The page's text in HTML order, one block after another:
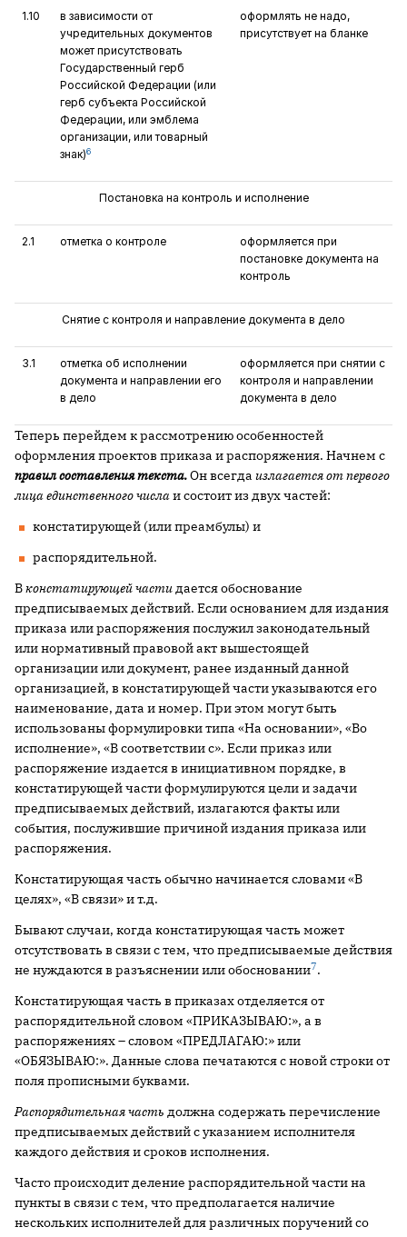
1.10
в зависимости от
учредительных документов
может присутствовать
Государст­венный герб
Российской Федерации (или
герб субъекта Российской
Федерации, или эмблема
организации, или товарный
знак)6
оформлять не надо,
присутствует на бланке
Постановка на контроль и исполнение
2.1 отметка о контроле
оформляется при
постановке документа на
контроль
Снятие с контроля и направление документа в дело
3.1
отметка об исполнении
документа и направлении его
в дело
оформляется при снятии с
контроля и направлении
документа в дело
Теперь перейдем к рассмотрению особенностей
оформления проектов приказа и распоряжения. Начнем с
правил составления текста.Он всегда излагается от первого
лица единственного числаи состоит из двух частей:
констатирующей (или преамбулы) и
распорядительной.
Вконстатирующей частидается обоснование
предписываемых действий. Если основанием для издания
приказа или распоряжения послужил законодательный
или нормативный правовой акт вышестоящей
организации или документ, ранее изданный данной
организацией, в констатирующей части указываются его
наименование, дата и номер. При этом могут быть
использованы формулировки типа «На основании», «Во
исполнение», «В соответствии с». Если приказ или
распоряжение издается в инициативном порядке, в
констатирующей части формулируются цели и задачи
предписываемых действий, излагаются факты или
события, послужившие причиной издания приказа или
распоряжения.
Констатирующая часть обычно начинается словами «В
целях», «В ­связи» и т.д.
Бывают случаи, когда констатирующая часть может
отсутствовать в связи с тем, что предписываемые действия
не нуждаются в разъяснении или обосновании7.
Констатирующая часть в приказах отделяется от
распорядительной словом «ПРИКАЗЫВАЮ:», а в
распоряжениях – словом «ПРЕДЛАГАЮ:» или
«ОБЯЗЫВАЮ:». Данные слова печатаются с новой строки от
поля прописными буквами.
Распорядительная часть должна содержать перечисление
предписываемых действий с указанием исполнителя
каждого действия и сроков исполнения.
Часто происходит деление распорядительной части на
пункты в связи с тем, что предполагается наличие
нескольких исполнителей для различных поручений со